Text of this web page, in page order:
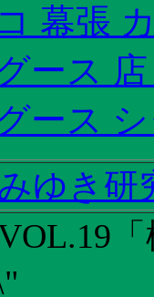
幕張
ース
ース